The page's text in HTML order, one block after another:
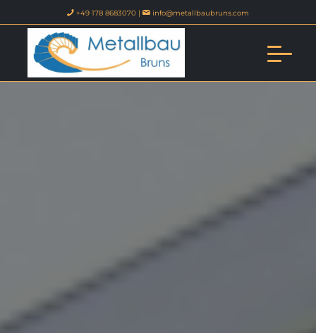
+49 178 8683070 | info@metallbaubruns.com